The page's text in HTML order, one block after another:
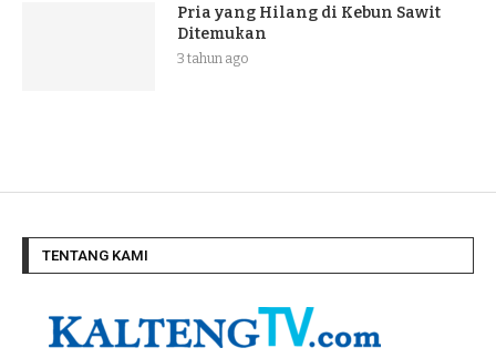
Pria yang Hilang di Kebun Sawit
Ditemukan
3 tahun ago
TENTANG KAMI